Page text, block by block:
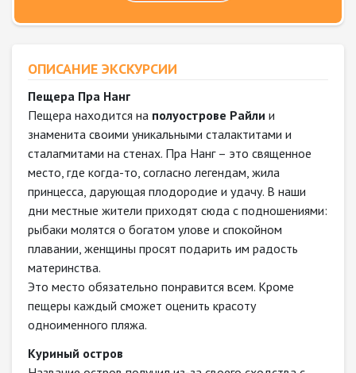
ОПИСАНИЕ ЭКСКУРСИИ
Пещера Пра Нанг
Пещера находится на полуострове Райли и
знаменита своими уникальными сталактитами и
сталагмитами на стенах. Пра Нанг – это священное
место, где когда-то, согласно легендам, жила
принцесса, дарующая плодородие и удачу. В наши
дни местные жители приходят сюда с подношениями:
рыбаки молятся о богатом улове и спокойном
плавании, женщины просят подарить им радость
материнства.
Это место обязательно понравится всем. Кроме
пещеры каждый сможет оценить красоту
одноименного пляжа.
Куриный остров